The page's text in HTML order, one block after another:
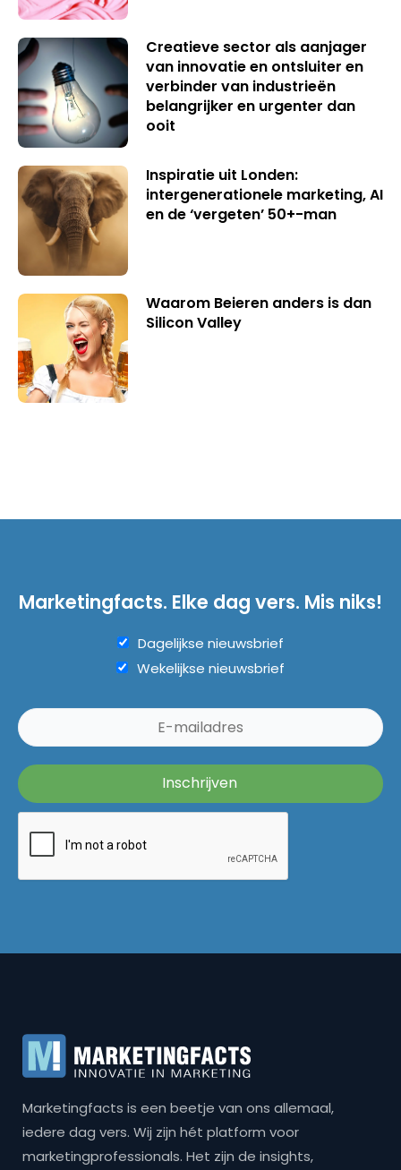
Creatieve sector als aanjager
van innovatie en ontsluiter en
verbinder van industrieën
belangrijker en urgenter dan
ooit
Inspiratie uit Londen:
intergenerationele marketing, AI
en de ‘vergeten’ 50+-man
Waarom Beieren anders is dan
Silicon Valley
Marketingfacts. Elke dag vers. Mis niks!
Dagelijkse nieuwsbrief
Wekelijkse nieuwsbrief
Marketingfacts is een beetje van ons allemaal,
iedere dag vers. Wij zijn hét platform voor
marketingprofessionals. Het zijn de insights,